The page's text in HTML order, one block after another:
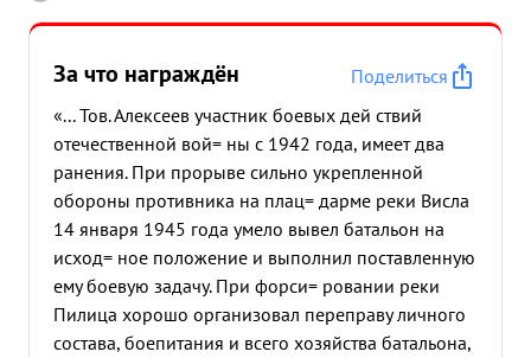
За что награждён
Поделиться
«... Тов. Алексеев участник боевых дей ствий
отечественной вой= ны с 1942 года, имеет два
ранения. При прорыве сильно укрепленной
обороны противника на плац= дарме реки Висла
14 января 1945 года умело вывел батальон на
исход= ное положение и выполнил поставленную
ему боевую задачу. При форси= ровании реки
Пилица хорошо организовал переправу личного
состава, боепитания и всего хозяйства батальона,